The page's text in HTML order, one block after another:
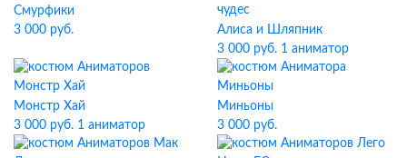
Смурфики
3 000 руб.
Алиса и Шляпник
3 000 руб. 1 аниматор
Монстр Хай
3 000 руб. 1 аниматор
Миньоны
3 000 руб.